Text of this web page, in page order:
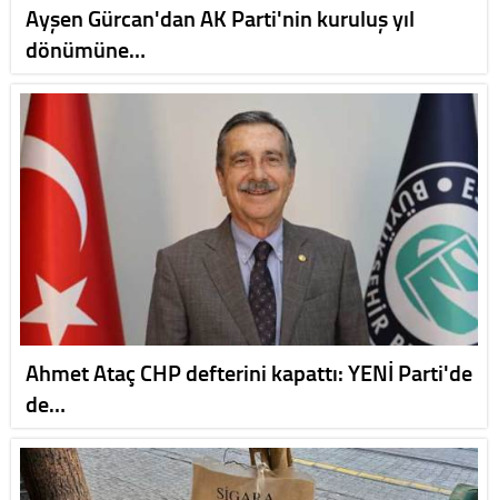
Ayşen Gürcan'dan AK Parti'nin kuruluş yıl
dönümüne…
Ahmet Ataç CHP defterini kapattı: YENİ Parti'de
de…